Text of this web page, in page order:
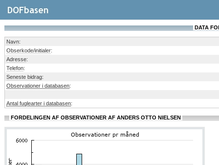
DATA
Navn:
Obserkode/initialer:
Adresse:
Telefon:
Seneste bidrag:
Observationer i databasen:
Antal fuglearter i databasen:
FORDELINGEN AF OBSERVATIONER AF ANDERS OTTO NIELSEN